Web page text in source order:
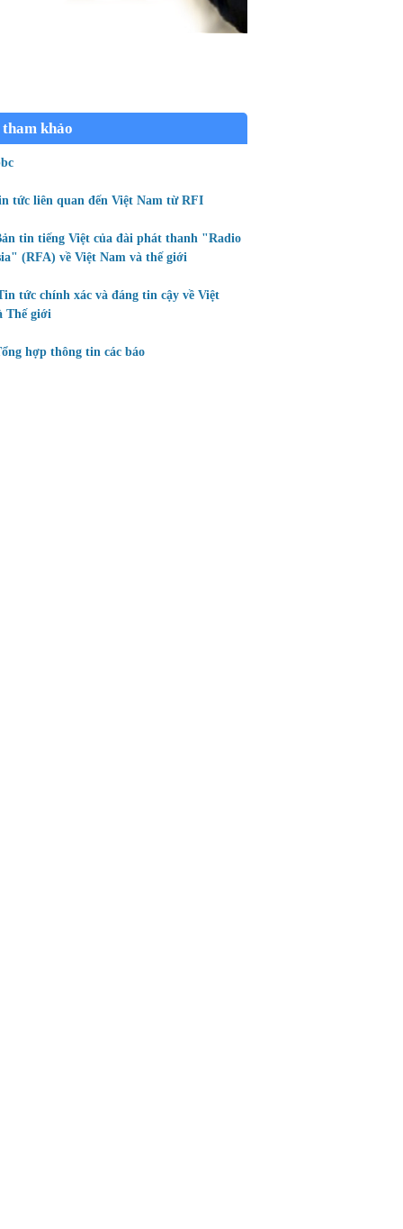
tham khảo
tức liên quan đến Việt Nam từ RFI
tin tiếng Việt của đài phát thanh "Radio
(RFA) về Việt Nam và thế giới
tức chính xác và đáng tin cậy về Việt
Thế giới
hợp thông tin các báo